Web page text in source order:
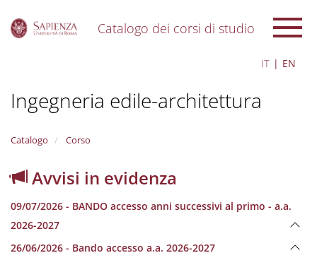
Catalogo dei corsi di studio
IT EN
Ingegneria edile-architettura
Catalogo Corso
Avvisi in evidenza
09/07/2026 - BANDO accesso anni successivi al primo - a.a.
2026-2027
26/06/2026 - Bando accesso a.a. 2026-2027